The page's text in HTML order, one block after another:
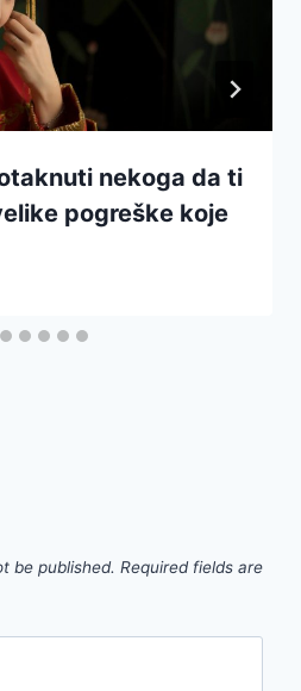
nekoga da ti
pogreške koje
be published. Required fields are